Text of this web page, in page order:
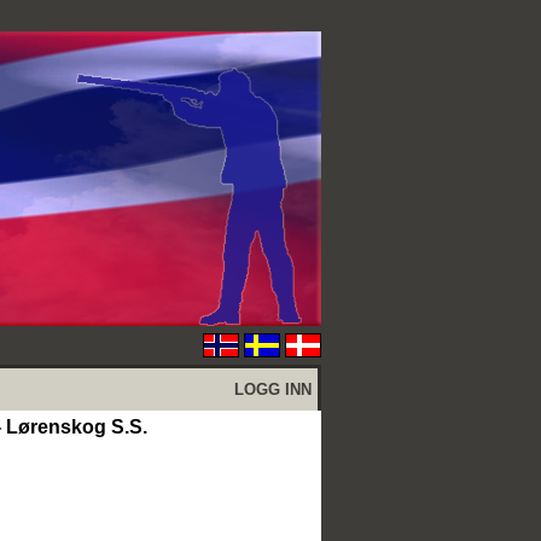
LOGG INN
Lørenskog S.S.